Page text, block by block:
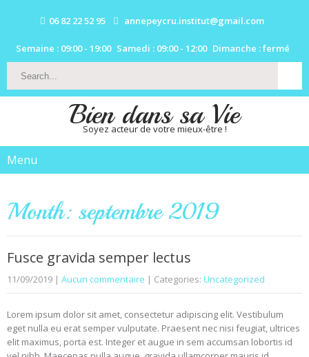
06 82 22 52 95 annepeycru.institut@gmail.com
Semaine : 09:00 - 19:00 Samedi : 09:00 - 12:00 Dimanche : fermé
Bien dans sa Vie
Soyez acteur de votre mieux-être !
Menu
Month: septembre 2019
Fusce gravida semper lectus
11/09/2019 | Aucun commentaire | Categories: Uncategorized
Lorem ipsum dolor sit amet, consectetur adipiscing elit. Vestibulum
eget nulla eu erat semper vulputate. Praesent nec nisi feugiat, ultrices
elit maximus, porta est. Integer et augue in sem accumsan lobortis id